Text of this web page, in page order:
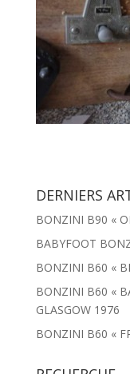
DERNIERS
BONZINI B90 «
BABYFOOT
BONZINI B60 «
BONZINI B60 «
GLASGOW 1976
BONZINI B60 «